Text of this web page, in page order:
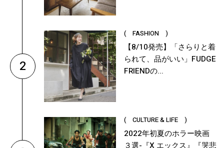
2
( FASHION )
【8/10発売】「さらりと着
られて、品がいい」FUDGE
FRIENDの...
( CULTURE & LIFE )
2022年初夏のホラー映画
３選-『X エックス』『哭悲